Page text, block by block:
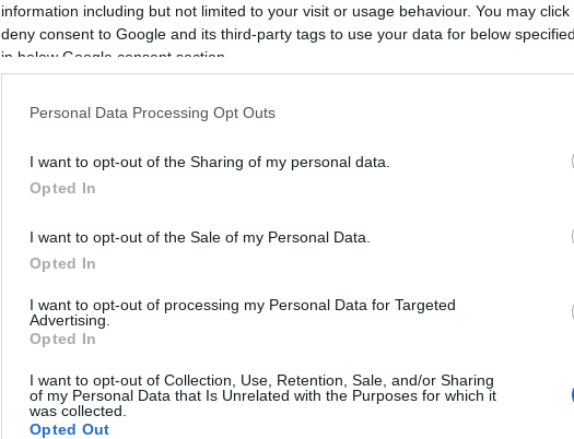
information including but not limited to your visit or usage behaviour. You may
deny consent to Google and its third-party tags to use your data for below
in below Google consent section.
Personal Data Processing Opt Outs
I want to opt-out of the Sharing of my personal data.
Opted In
I want to opt-out of the Sale of my Personal Data.
Opted In
I want to opt-out of processing my Personal Data for Targeted
Advertising.
Opted In
I want to opt-out of Collection, Use, Retention, Sale, and/or Sharing
of my Personal Data that Is Unrelated with the Purposes for which it
was collected.
Opted Out